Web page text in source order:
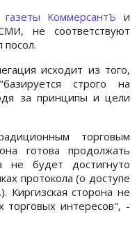
газеты КоммерсантЪи
не соответствуют
посол.
исходит из того,
строго на
за принципы и цели
торговым
готова продолжать
будет достигнуто
протокола (о доступе
Киргизская сторона не
торговых интересов", -